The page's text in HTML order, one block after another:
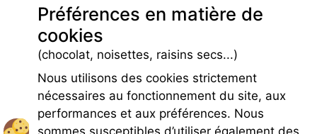
Préférences en matière de
cookies
(chocolat, noisettes, raisins secs...)
Nous utilisons des cookies strictement
nécessaires au fonctionnement du site, aux
performances et aux préférences. Nous
sommes susceptibles d’utiliser également des